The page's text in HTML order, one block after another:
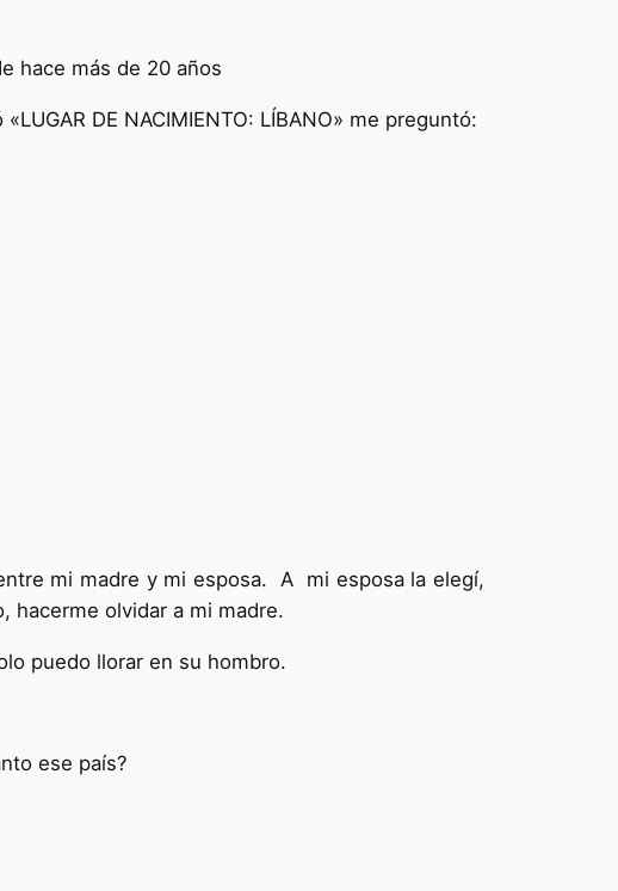
hace más de 20 años
DE NACIMIENTO: LÍBANO» me preguntó:
mi madre y mi esposa. A mi esposa la elegí,
hacerme olvidar a mi madre.
puedo llorar en su hombro.
ese país?